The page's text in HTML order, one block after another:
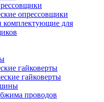
опрессовщики
комплектующие для
гайковерты
гайковерты
проводов